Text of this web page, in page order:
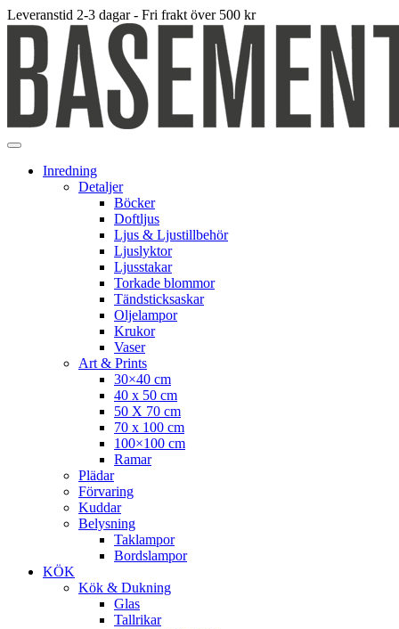
Leveranstid 2-3 dagar - Fri frakt över 500 kr
Inredning
Detaljer
Böcker
Doftljus
Ljus & Ljustillbehör
Ljuslyktor
Ljusstakar
Torkade blommor
Tändsticksaskar
Oljelampor
Krukor
Vaser
Art & Prints
30×40 cm
40 x 50 cm
50 X 70 cm
70 x 100 cm
100×100 cm
Ramar
Plädar
Förvaring
Kuddar
Belysning
Taklampor
Bordslampor
KÖK
Kök & Dukning
Glas
Tallrikar